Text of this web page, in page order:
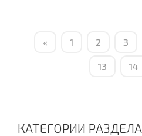
« 1 2 3
13 14
КАТЕГОРИИ РАЗДЕЛА